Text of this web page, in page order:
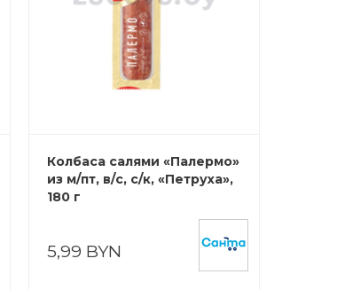
Колбаса салями «Палермо»
из м/пт, в/с, с/к, «Петруха»,
180 г
5,99 BYN